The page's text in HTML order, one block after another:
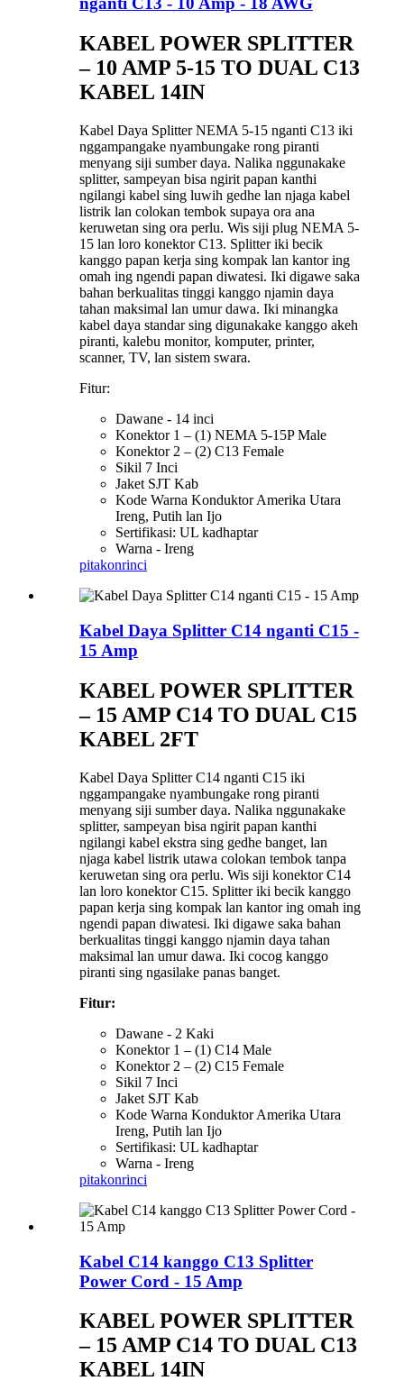
KABEL POWER SPLITTER
– 10 AMP 5-15 TO DUAL C13
KABEL 14IN
Kabel Daya Splitter NEMA 5-15 nganti C13 iki
nggampangake nyambungake rong piranti
menyang siji sumber daya. Nalika nggunakake
splitter, sampeyan bisa ngirit papan kanthi
ngilangi kabel sing luwih gedhe lan njaga kabel
listrik lan colokan tembok supaya ora ana
keruwetan sing ora perlu. Wis siji plug NEMA 5-
15 lan loro konektor C13. Splitter iki becik
kanggo papan kerja sing kompak lan kantor ing
omah ing ngendi papan diwatesi. Iki digawe saka
bahan berkualitas tinggi kanggo njamin daya
tahan maksimal lan umur dawa. Iki minangka
kabel daya standar sing digunakake kanggo akeh
piranti, kalebu monitor, komputer, printer,
scanner, TV, lan sistem swara.
Fitur:
Dawane - 14 inci
Konektor 1 – (1) NEMA 5-15P Male
Konektor 2 – (2) C13 Female
Sikil 7 Inci
Jaket SJT Kab
Kode Warna Konduktor Amerika Utara
Ireng, Putih lan Ijo
Sertifikasi: UL kadhaptar
Warna - Ireng
pitakonrinci
Kabel Daya Splitter C14 nganti C15 -
15 Amp
KABEL POWER SPLITTER
– 15 AMP C14 TO DUAL C15
KABEL 2FT
Kabel Daya Splitter C14 nganti C15 iki
nggampangake nyambungake rong piranti
menyang siji sumber daya. Nalika nggunakake
splitter, sampeyan bisa ngirit papan kanthi
ngilangi kabel ekstra sing gedhe banget, lan
njaga kabel listrik utawa colokan tembok tanpa
keruwetan sing ora perlu. Wis siji konektor C14
lan loro konektor C15. Splitter iki becik kanggo
papan kerja sing kompak lan kantor ing omah ing
ngendi papan diwatesi. Iki digawe saka bahan
berkualitas tinggi kanggo njamin daya tahan
maksimal lan umur dawa. Iki cocog kanggo
piranti sing ngasilake panas banget.
Fitur:
Dawane - 2 Kaki
Konektor 1 – (1) C14 Male
Konektor 2 – (2) C15 Female
Sikil 7 Inci
Jaket SJT Kab
Kode Warna Konduktor Amerika Utara
Ireng, Putih lan Ijo
Sertifikasi: UL kadhaptar
Warna - Ireng
pitakonrinci
Kabel C14 kanggo C13 Splitter
Power Cord - 15 Amp
KABEL POWER SPLITTER
– 15 AMP C14 TO DUAL C13
KABEL 14IN